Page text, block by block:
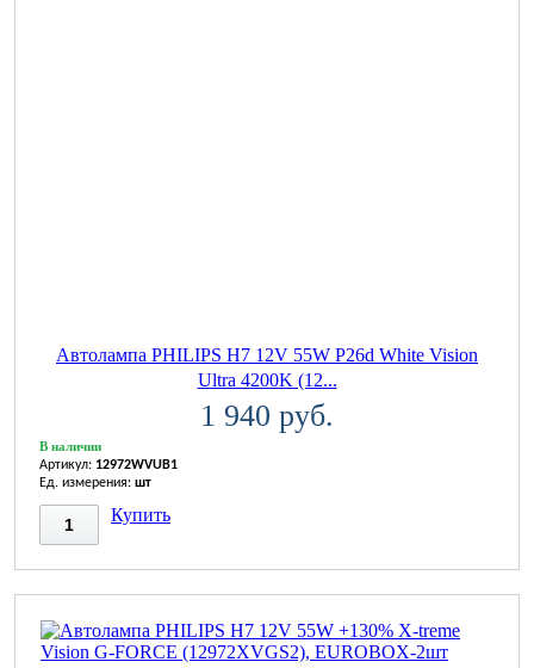
Автолампа PHILIPS H7 12V 55W P26d White Vision
Ultra 4200K (12...
1 940 руб.
В наличии
Артикул: 12972WVUB1
Ед. измерения: шт
Купить